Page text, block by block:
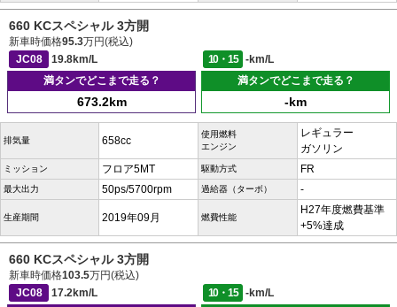
660 KCスペシャル 3方開
新車時価格95.3万円(税込)
JC08
19.8km/L 10・15
-km/L
満タンでどこまで走る？
673.2km
満タンでどこまで走る？
-km
排気量 658cc
使用燃料
エンジン
レギュラー
ガソリン
ミッション フロア5MT 駆動方式 FR
最大出力 50ps/5700rpm 過給器（ターボ） -
生産期間 2019年09月 燃費性能
H27年度燃費基準
+5%達成
660 KCスペシャル 3方開
新車時価格103.5万円(税込)
JC08
17.2km/L 10・15
-km/L